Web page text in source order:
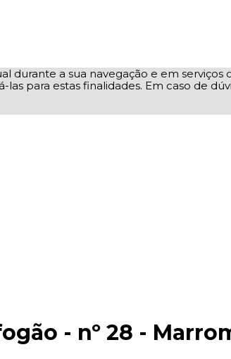
durante a sua navegação e em
para estas finalidades. Em caso de
- nº 28 -